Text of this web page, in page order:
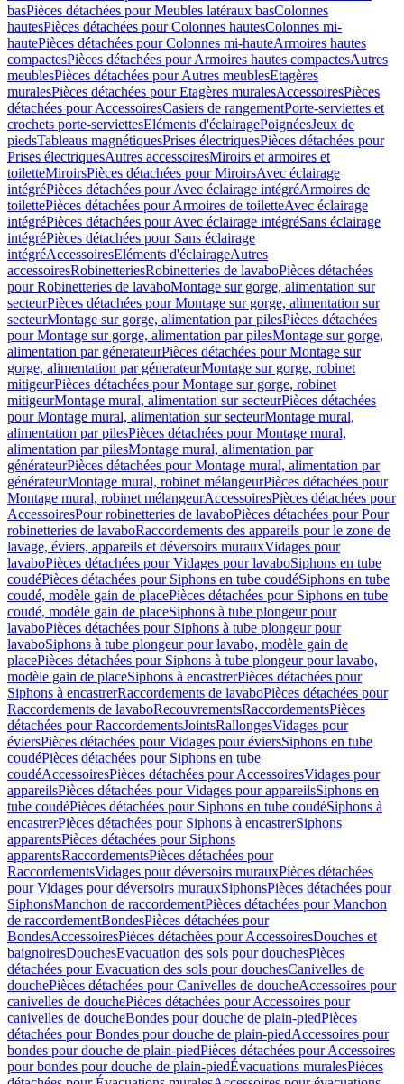
basPièces détachées pour Meubles latéraux basColonnes
hautesPièces détachées pour Colonnes hautesColonnes mi-
hautePièces détachées pour Colonnes mi-hauteArmoires hautes
compactesPièces détachées pour Armoires hautes compactesAutres
meublesPièces détachées pour Autres meublesEtagères
muralesPièces détachées pour Etagères muralesAccessoiresPièces
détachées pour AccessoiresCasiers de rangementPorte-serviettes et
crochets porte-serviettesEléments d'éclairagePoignéesJeux de
piedsTableaus magnétiquesPrises électriquesPièces détachées pour
Prises électriquesAutres accessoiresMiroirs et armoires et
toiletteMiroirsPièces détachées pour MiroirsAvec éclairage
intégréPièces détachées pour Avec éclairage intégréArmoires de
toilettePièces détachées pour Armoires de toiletteAvec éclairage
intégréPièces détachées pour Avec éclairage intégréSans éclairage
intégréPièces détachées pour Sans éclairage
intégréAccessoiresEléments d'éclairageAutres
accessoiresRobinetteriesRobinetteries de lavaboPièces détachées
pour Robinetteries de lavaboMontage sur gorge, alimentation sur
secteurPièces détachées pour Montage sur gorge, alimentation sur
secteurMontage sur gorge, alimentation par pilesPièces détachées
pour Montage sur gorge, alimentation par pilesMontage sur gorge,
alimentation par génerateurPièces détachées pour Montage sur
gorge, alimentation par génerateurMontage sur gorge, robinet
mitigeurPièces détachées pour Montage sur gorge, robinet
mitigeurMontage mural, alimentation sur secteurPièces détachées
pour Montage mural, alimentation sur secteurMontage mural,
alimentation par pilesPièces détachées pour Montage mural,
alimentation par pilesMontage mural, alimentation par
générateurPièces détachées pour Montage mural, alimentation par
générateurMontage mural, robinet mélangeurPièces détachées pour
Montage mural, robinet mélangeurAccessoiresPièces détachées pour
AccessoiresPour robinetteries de lavaboPièces détachées pour Pour
robinetteries de lavaboRaccordements des appareils pour le zone de
lavage, éviers, appareils et déversoirs murauxVidages pour
lavaboPièces détachées pour Vidages pour lavaboSiphons en tube
coudéPièces détachées pour Siphons en tube coudéSiphons en tube
coudé, modèle gain de placePièces détachées pour Siphons en tube
coudé, modèle gain de placeSiphons à tube plongeur pour
lavaboPièces détachées pour Siphons à tube plongeur pour
lavaboSiphons à tube plongeur pour lavabo, modèle gain de
placePièces détachées pour Siphons à tube plongeur pour lavabo,
modèle gain de placeSiphons à encastrerPièces détachées pour
Siphons à encastrerRaccordements de lavaboPièces détachées pour
Raccordements de lavaboRecouvrementsRaccordementsPièces
détachées pour RaccordementsJointsRallongesVidages pour
éviersPièces détachées pour Vidages pour éviersSiphons en tube
coudéPièces détachées pour Siphons en tube
coudéAccessoiresPièces détachées pour AccessoiresVidages pour
appareilsPièces détachées pour Vidages pour appareilsSiphons en
tube coudéPièces détachées pour Siphons en tube coudéSiphons à
encastrerPièces détachées pour Siphons à encastrerSiphons
apparentsPièces détachées pour Siphons
apparentsRaccordementsPièces détachées pour
RaccordementsVidages pour déversoirs murauxPièces détachées
pour Vidages pour déversoirs murauxSiphonsPièces détachées pour
SiphonsManchon de raccordementPièces détachées pour Manchon
de raccordementBondesPièces détachées pour
BondesAccessoiresPièces détachées pour AccessoiresDouches et
baignoiresDouchesEvacuation des sols pour douchesPièces
détachées pour Evacuation des sols pour douchesCanivelles de
douchePièces détachées pour Canivelles de doucheAccessoires pour
canivelles de douchePièces détachées pour Accessoires pour
canivelles de doucheBondes pour douche de plain-piedPièces
détachées pour Bondes pour douche de plain-piedAccessoires pour
bondes pour douche de plain-piedPièces détachées pour Accessoires
pour bondes pour douche de plain-piedÉvacuations muralesPièces